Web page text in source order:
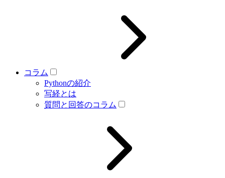
コラム
Pythonの紹介
写経とは
質問と回答のコラム